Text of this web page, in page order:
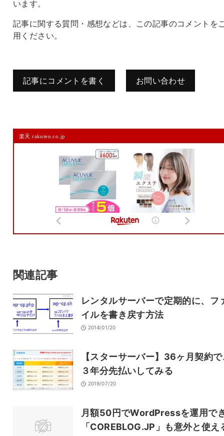
います。
記事に関する質問・感想などは、この記事のコメントを
用ください。
記事にコメントを書く お問い合わせ
メールアドレスは公開されません。
また、コメント欄には、必ず日本語を含めてください（スパム対策）。
サイト
楽天 rakuten.co.jp
関連記事
レンタルサーバーで定期的に、フ
イルを書き戻す方法
2014/01/20
【スターサーバー】36ヶ月契約
３年分先払いしてみる
2019/07/20
月額50円でWordPressを運用で
「COREBLOG.JP」も意外と使え